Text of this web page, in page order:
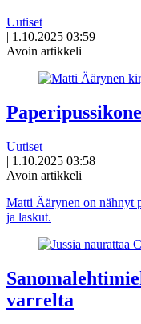
Uutiset
| 1.10.2025 03:59
Avoin artikkeli
Uutiset
| 1.10.2025 03:58
Avoin artikkeli
Matti Äärynen on nähnyt
ja laskut.
varrelta